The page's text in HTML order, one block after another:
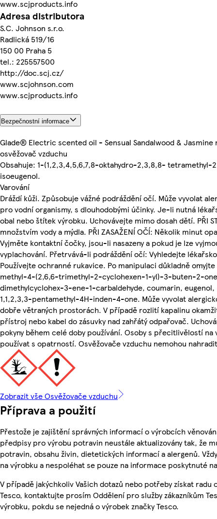
www.scjproducts.info
Adresa distributora
S.C. Johnson s.r.o.
Radlická 519/16
150 00 Praha 5
tel.: 225557500
http://doc.scj.cz/
www.scjohnson.com
www.scjproducts.info
Bezpečnostní informace
Glade® Electric scented oil - Sensual Sandalwood &
osvěžovač vzduchu
Obsahuje: 1-(1,2,3,4,5,6,7,8-oktahydro-2,3,8,8- tetramethyl-
isoeugenol.
Varování
Dráždí kůži. Způsobuje vážné podráždění očí. Může vyvolat
pro vodní organismy, s dlouhodobými účinky. Je-li nutná
obal nebo štítek výrobku. Uchovávejte mimo dosah dětí. PŘI
množstvím vody a mýdla. PŘI ZASAŽENÍ OČÍ: Několik minut
Vyjměte kontaktní čočky, jsou-li nasazeny a pokud je lze
vyplachování. Přetrvává-li podráždění očí: Vyhledejte
Používejte ochranné rukavice. Po manipulaci důkladně
methyl-4-(2,6,6-trimethyl-2-cyclohexen-1-yl)-3-buten-2-
dimethylcyclohex-3-ene-1-carbaldehyde, coumarin, eugenol,
1,1,2,3,3-pentamethyl-4H-inden-4-one. Může vyvolat
dobře větraných prostorách. V případě rozlití kapalinu
přístroj nebo kabel do zásuvky nad zahřátý odpařovač.
pokyny během celé doby používání. Osoby s přecitlivělostí
používat s opatrností. Osvěžovače vzduchu nemohou
Zobrazit vše Osvěžovače vzduchu
Příprava a použití
Přestože je zajištění správných informací o výrobcích
předpisy pro výrobu potravin neustále aktualizovány tak, že
potravin, obsahu živin, dietetických informací a alergenů.
na výrobku a nespoléhat se pouze na informace poskytnuté
V případě jakýchkoliv Vašich dotazů nebo potřeby získat radu
Tesco, kontaktujte prosím Oddělení pro služby zákazníkům
výrobku, pokdu se nejedná o výrobek značky Tesco.